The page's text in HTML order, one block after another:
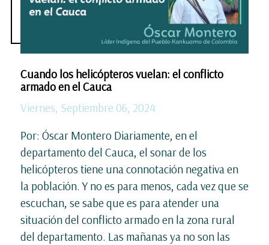
Cuando los helicópteros vuelan: el conflicto
armado en el Cauca
Viernes, Septiembre 06, 2024
Por: Óscar Montero Diariamente, en el
departamento del Cauca, el sonar de los
helicópteros tiene una connotación negativa en
la población. Y no es para menos, cada vez que se
escuchan, se sabe que es para atender una
situación del conflicto armado en la zona rural
del departamento. Las mañanas ya no son las